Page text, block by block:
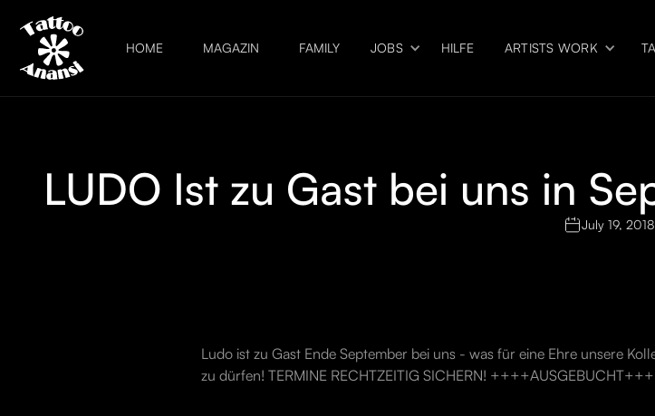
HOME MAGAZIN FAMILY JOBS HILFE ARTISTS WORK
LUDO Ist zu Gast bei uns in
July 19, 2018
Ludo ist zu Gast Ende September bei uns - was für eine Ehre unsere
zu dürfen! TERMINE RECHTZEITIG SICHERN!